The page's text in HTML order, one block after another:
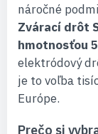
náročné
Zvárací drôt
hmotnosťou
elektródový
je to voľba
Európe.
Prečo si